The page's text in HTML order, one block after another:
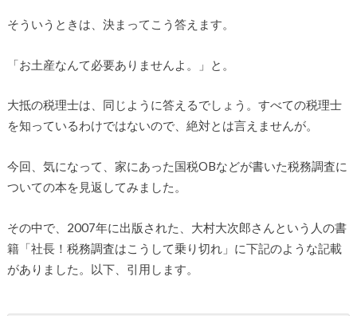
そういうときは、決まってこう答えます。
「お土産なんて必要ありませんよ。」と。
大抵の税理士は、同じように答えるでしょう。すべての税理士
を知っているわけではないので、絶対とは言えませんが。
今回、気になって、家にあった国税OBなどが書いた税務調査に
ついての本を見返してみました。
その中で、2007年に出版された、大村大次郎さんという人の書
籍「社長！税務調査はこうして乗り切れ」に下記のような記載
がありました。以下、引用します。